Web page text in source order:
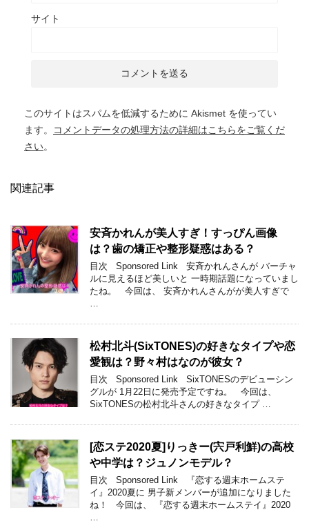
サイト
このサイトはスパムを低減するために Akismet を使ってい
ます。
コメントデータの処理方法の詳細はこちらをご覧くだ
さい。
関連記事
安斉かれんが美人すぎ！すっぴん画像
は？歯の矯正や整形疑惑はある？
目次 Sponsored Link 安斉かれんさんが バーチャ
ルに見えるほど美しいと 一時期話題になっていまし
たね。 今回は、 安斉かれんさんがが美人すぎで
…
松村北斗(SixTONES)の好きなタイプや恋
愛観は？野々村はなのが彼女？
目次 Sponsored Link SixTONESのデビューシン
グルが 1月22日に発売予定ですね。 今回は、
SixTONESの松村北斗さんの好きなタイプ …
[恋ステ2020夏]りっきー(宍戸利鮮)の高校
や中学は？ジュノンモデル？
目次 Sponsored Link 『恋する週末ホームステ
イ』2020夏に 男子新メンバーが追加になりました
ね！ 今回は、 『恋する週末ホームステイ』2020
…